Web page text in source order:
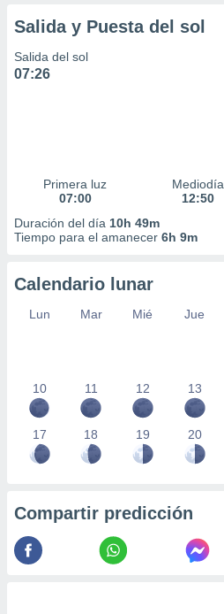
Salida y Puesta del sol
Salida del sol
07:26
Primera luz
07:00
Mediodía
12:50
Duración del día 10h 49m
Tiempo para el amanecer 6h 9m
Calendario lunar
Lun Mar Mié Jue
10 11 12 13
17 18 19 20
Compartir predicción